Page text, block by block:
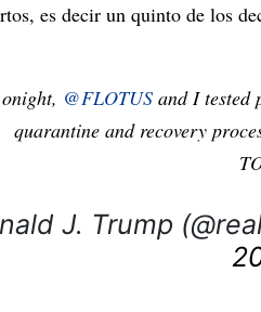
es decir un quinto de los
onight, @FLOTUSand I tested
quarantine and recovery
J. Trump